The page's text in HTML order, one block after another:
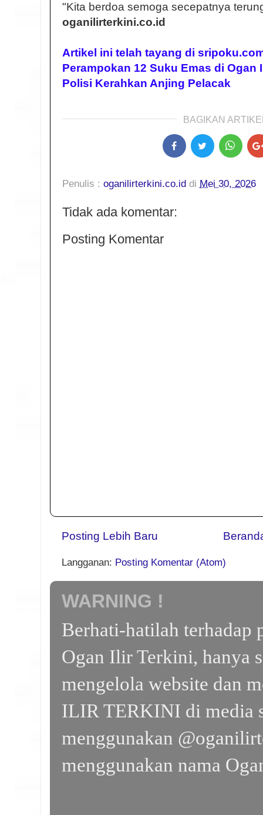
"Kita berdoa semoga secepatnya
oganilirterkini.co.id
Artikel ini telah tayang di
Perampokan 12 Suku Emas di Ogan
Polisi Kerahkan Anjing Pelacak
BAGIKAN
Penulis : oganilirterkini.co.id di Mei 30, 2026
Tidak ada komentar:
Posting Komentar
Posting Lebih Baru
Langganan: Posting Komentar (Atom)
WARNING !
Berhati-hatilah terhadap
Ogan Ilir Terkini, hanya
mengelola website dan
ILIR TERKINI di media
menggunakan
menggunakan nama